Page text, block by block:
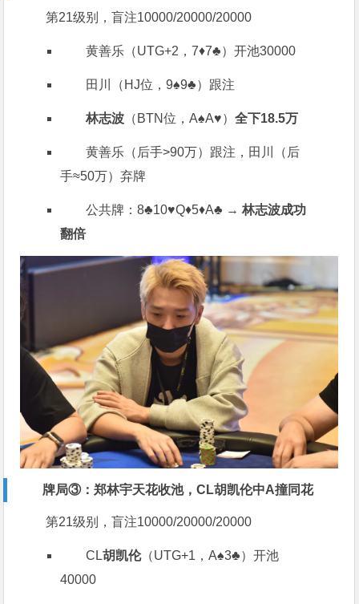
第21级别，盲注10000/20000/20000
黄善乐（UTG+2，7♦️7♣️）开池30000
田川（HJ位，9♠️9♣️）跟注
林志波 （BTN位，A♠️A♥️）全下18.5万
黄善乐（后手>90万）跟注，田川（后
手≈50万）弃牌
公共牌：8♣️10♥️Q♦️5♦️A♣️ →林志波成功
翻倍
牌局③：郑林宇天花收池，CL胡凯伦中A撞同花
第21级别，盲注10000/20000/20000
CL胡凯伦（UTG+1，A♠️3♣️）开池
40000